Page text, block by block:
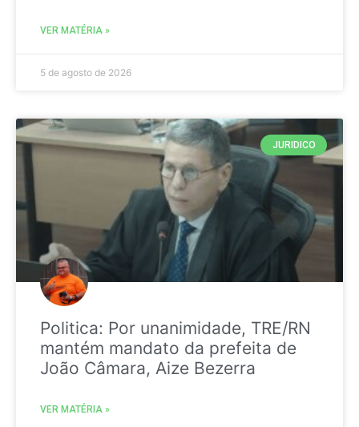
VER MATÉRIA »
5 de agosto de 2026
JURIDICO
Politica: Por unanimidade, TRE/RN
mantém mandato da prefeita de
João Câmara, Aize Bezerra
VER MATÉRIA »